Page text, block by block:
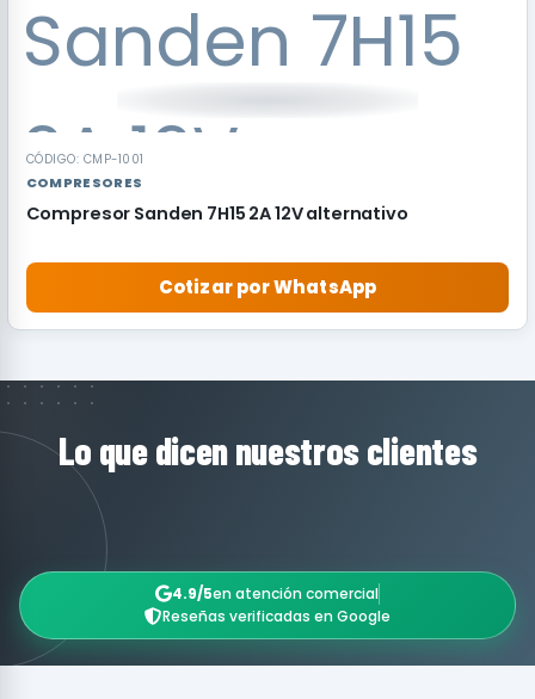
CÓDIGO: CMP-1001
COMPRESORES
Compresor Sanden 7H15 2A 12V alternativo
Cotizar por WhatsApp
Lo que dicen nuestros clientes
4.9/5en atención comercial
Reseñas verificadas en Google